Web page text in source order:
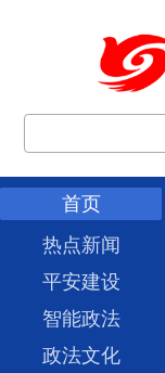
首页
热点新闻
平安建设
智能政法
政法文化